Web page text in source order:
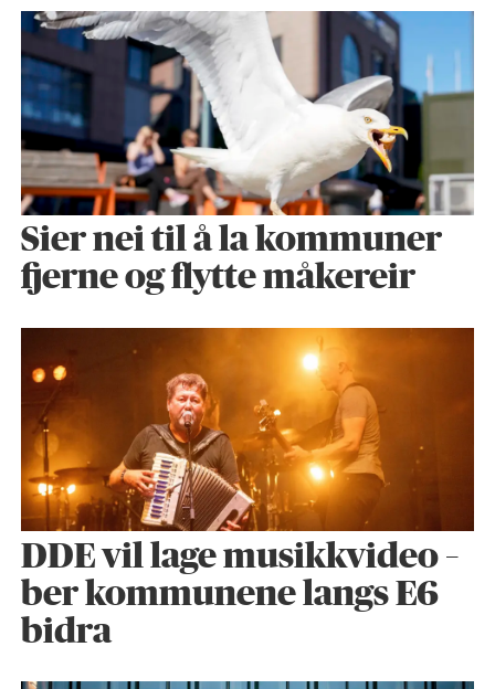
Sier nei til å la kommuner
fjerne og flytte måkereir
DDE vil lage musikkvideo –
ber kommunene langs E6
bidra